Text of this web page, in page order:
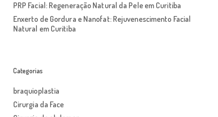
PRP Facial: Regeneração Natural da Pele em Curitiba
Enxerto de Gordura e Nanofat: Rejuvenescimento Facial
Natural em Curitiba
Categorias
braquioplastia
Cirurgia da Face